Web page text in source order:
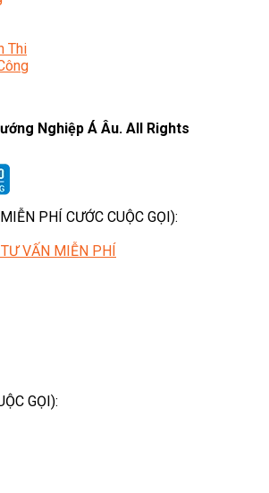
Thi
Nghiệp Á Âu. All Rights
PHÍ CƯỚC CUỘC GỌI):
VẤN MIỄN PHÍ
GỌI):